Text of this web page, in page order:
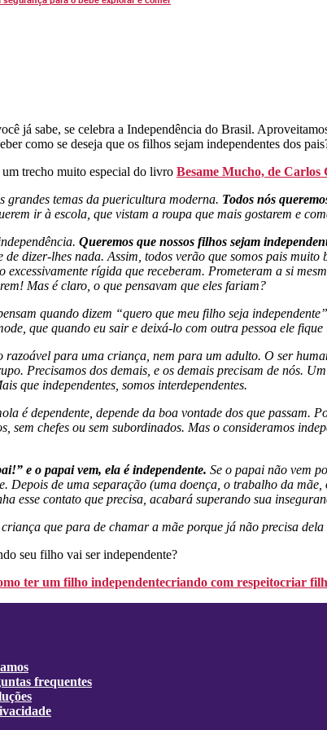
já sabe, se celebra a Independência do Brasil.
como se deseja que os filhos sejam independentes dos
trecho muito especial do livro Besame Mucho, de Carlos
grandes temas da puericultura moderna. Todos nós
ir à escola, que vistam a roupa que mais gostarem e
Queremos que nossos filhos sejam
de dizer-lhes nada. Assim, todos verão que somos pais
excessivamente rígida que receberam. Prometeram a si
Mas é claro, o que pensavam que eles fariam?
quando dizem “quero que meu filho seja
que quando eu sair e deixá-lo com outra pessoa ele
razoável para uma criança, nem para um adulto. O ser
Precisamos dos demais, e os demais precisam de nós.
que independentes, somos interdependentes.
é dependente, depende da boa vontade dos que
sem chefes ou sem subordinados. Mas o consideramos
e o papai vem, ela é independente. Se o papai não vem
Depois de uma separação (uma doença, o trabalho da
esse contato que precisa, acabará superando sua
que para de chamar a mãe porque já não precisa
seu filho vai ser independente?
ter um filho independentecriando com respeitocriar
frequentes